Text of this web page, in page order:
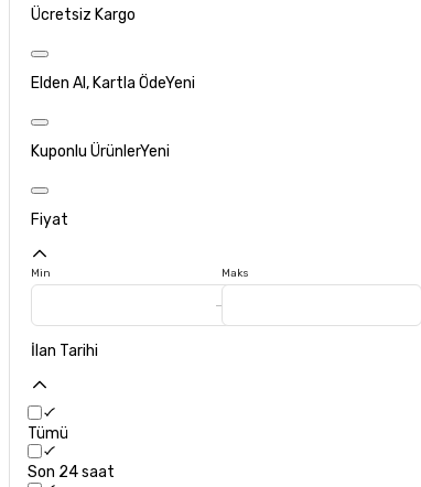
Ücretsiz Kargo
Elden Al, Kartla ÖdeYeni
Kuponlu ÜrünlerYeni
Fiyat
Min Maks
İlan Tarihi
Tümü
Son 24 saat